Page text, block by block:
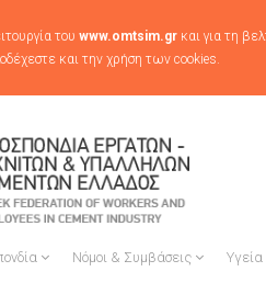
του www.omtsim.gr και για τη
και την χρήση των cookies.
Νόμοι & Συμβάσεις